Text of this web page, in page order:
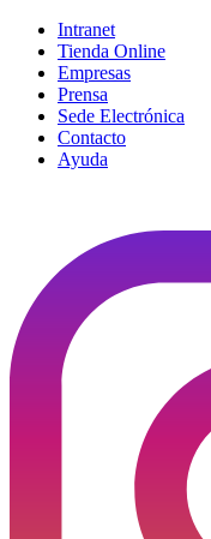
Intranet
Tienda Online
Empresas
Prensa
Sede Electrónica
Contacto
Ayuda